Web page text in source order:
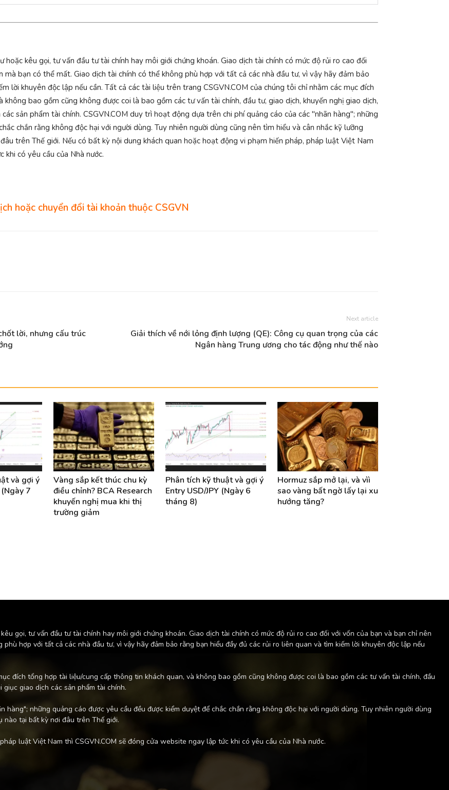
hoặc kêu gọi, tư vấn đầu tư tài chính hay môi giới chứng khoán. Giao dịch tài chính có mức độ rủi ro cao đối
mà bạn có thể mất. Giao dịch tài chính có thể không phù hợp với tất cả các nhà đầu tư, vì vậy hãy đảm bảo
lời khuyên độc lập nếu cần. Tất cả các tài liệu trên trang CSGVN.COM của chúng tôi chỉ nhằm các mục đích
bao gồm cũng không được coi là bao gồm các tư vấn tài chính, đầu tư, giao dịch, khuyến nghị giao dịch,
sản phẩm tài chính. CSGVN.COM duy trì hoạt động dựa trên chi phí quảng cáo của các "nhãn hàng"; những
chắn rằng không độc hại với người dùng. Tuy nhiên người dùng cũng nên tìm hiểu và cân nhắc kỹ lưỡng
trên Thế giới. Nếu có bất kỳ nội dung khách quan hoặc hoạt động vi phạm hiến pháp, pháp luật Việt Nam
có yêu cầu của Nhà nước.
hoặc chuyển đổi tài khoản thuộc CSGVN
lời, nhưng cấu trúc
Next article
Giải thích về nới lỏng định lượng (QE): Công cụ quan trọng của các
Ngân hàng Trung ương cho tác động như thế nào
và gợi ý
7
Vàng sắp kết thúc chu kỳ
điều chỉnh? BCA Research
khuyến nghị mua khi thị
trường giảm
Phân tích kỹ thuật và gợi ý
Entry USD/JPY (Ngày 6
tháng 8)
Hormuz sắp mở lại, và vìì
sao vàng bất ngờ lấy lại xu
hướng tăng?
gọi, tư vấn đầu tư tài chính hay môi giới chứng khoán. Giao dịch tài chính có mức độ rủi ro cao đối với vốn của bạn và bạn chỉ nên
hợp với tất cả các nhà đầu tư, vì vậy hãy đảm bảo rằng bạn hiểu đầy đủ các rủi ro liên quan và tìm kiếm lời khuyên độc lập nếu
đích tổng hợp tài liệu/cung cấp thông tin khách quan, và không bao gồm cũng không được coi là bao gồm các tư vấn tài chính, đầu
giao dịch các sản phẩm tài chính.
những quảng cáo được yêu cầu đều được kiểm duyệt để chắc chắn rằng không độc hại với người dùng. Tuy nhiên người dùng
tại bất kỳ nơi đâu trên Thế giới.
luật Việt Nam thì CSGVN.COM sẽ đóng cửa website ngay lập tức khi có yêu cầu của Nhà nước.